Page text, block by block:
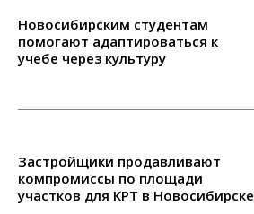
Новосибирским студентам
помогают адаптироваться к
учебе через культуру
Застройщики продавливают
компромиссы по площади
участков для КРТ в Новосибирске